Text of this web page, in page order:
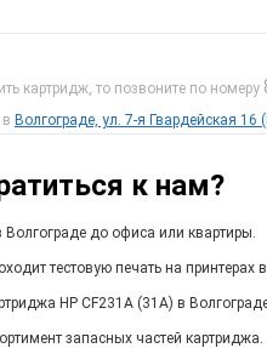
картридж, то позвоните по номеру
Волгограде, ул. 7-я Гвардейская
к нам?
до офиса или квартиры.
тестовую печать на принтерах
HP CF231A (31A) в
запасных частей картриджа.